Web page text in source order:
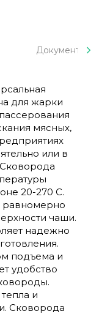
Документы
для жарки
мясных,
или в
Сковорода
20-270 С.
равномерно
чаши.
надежно
подъема и
удобство
и
Сковорода